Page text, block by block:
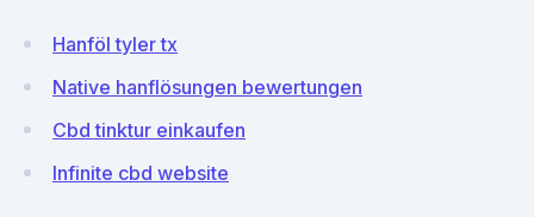
Hanföl tyler tx
Native hanflösungen bewertungen
Cbd tinktur einkaufen
Infinite cbd website